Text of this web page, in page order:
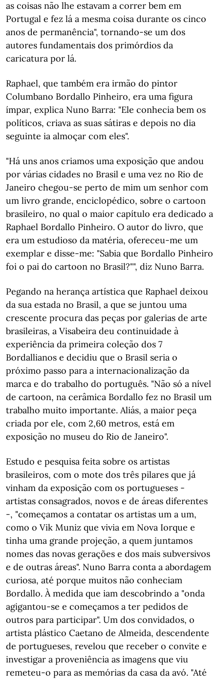
as coisas não lhe estavam a correr bem em
Portugal e fez lá a mesma coisa durante os cinco
anos de permanência", tornando-se um dos
autores fundamentais dos primórdios da
caricatura por lá.
Raphael, que também era irmão do pintor
Columbano Bordallo Pinheiro, era uma figura
ímpar, explica Nuno Barra: "Ele conhecia bem os
políticos, criava as suas sátiras e depois no dia
seguinte ia almoçar com eles".
"Há uns anos criamos uma exposição que andou
por várias cidades no Brasil e uma vez no Rio de
Janeiro chegou-se perto de mim um senhor com
um livro grande, enciclopédico, sobre o cartoon
brasileiro, no qual o maior capítulo era dedicado a
Raphael Bordallo Pinheiro. O autor do livro, que
era um estudioso da matéria, ofereceu-me um
exemplar e disse-me: "Sabia que Bordallo Pinheiro
foi o pai do cartoon no Brasil?"", diz Nuno Barra.
Pegando na herança artística que Raphael deixou
da sua estada no Brasil, a que se juntou uma
crescente procura das peças por galerias de arte
brasileiras, a Visabeira deu continuidade à
experiência da primeira coleção dos 7
Bordallianos e decidiu que o Brasil seria o
próximo passo para a internacionalização da
marca e do trabalho do português. "Não só a nível
de cartoon, na cerâmica Bordallo fez no Brasil um
trabalho muito importante. Aliás, a maior peça
criada por ele, com 2,60 metros, está em
exposição no museu do Rio de Janeiro".
Estudo e pesquisa feita sobre os artistas
brasileiros, com o mote dos três pilares que já
vinham da exposição com os portugueses -
artistas consagrados, novos e de áreas diferentes
-, "começamos a contatar os artistas um a um,
como o Vik Muniz que vivia em Nova Iorque e
tinha uma grande projeção, a quem juntamos
nomes das novas gerações e dos mais subversivos
e de outras áreas". Nuno Barra conta a abordagem
curiosa, até porque muitos não conheciam
Bordallo. À medida que iam descobrindo a "onda
agigantou-se e começamos a ter pedidos de
outros para participar". Um dos convidados, o
artista plástico Caetano de Almeida, descendente
de portugueses, revelou que receber o convite e
investigar a proveniência as imagens que viu
remeteu-o para as memórias da casa da avó. "Até